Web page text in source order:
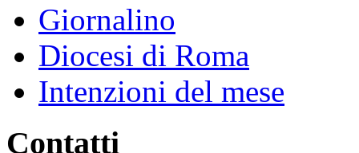
Giornalino
Diocesi di Roma
Intenzioni del mese
Contatti